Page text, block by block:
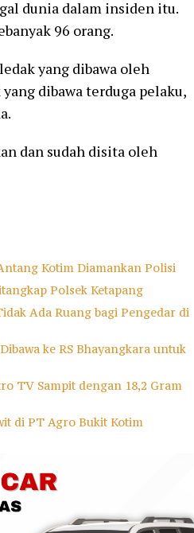
dunia dalam insiden itu.
96 orang.
yang dibawa oleh
dibawa terduga pelaku,
dan sudah disita oleh
Kotim Diamankan Polisi
Polsek Ketapang
Ada Ruang bagi Pengedar di
ke RS Bhayangkara untuk
TV Sampit dengan 18,2 Gram
di PT Agro Bukit Kotim